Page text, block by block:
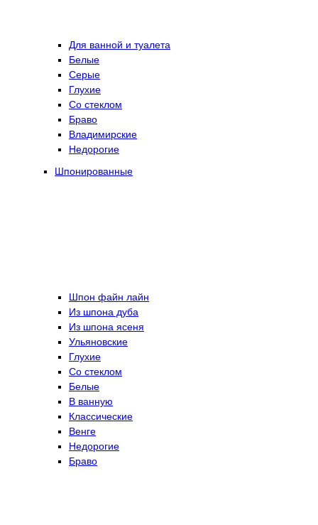
Для ванной и туалета
Белые
Серые
Глухие
Со стеклом
Браво
Владимирские
Недорогие
Шпонированные
Шпон файн лайн
Из шпона дуба
Из шпона ясеня
Ульяновские
Глухие
Со стеклом
Белые
В ванную
Классические
Венге
Недорогие
Браво